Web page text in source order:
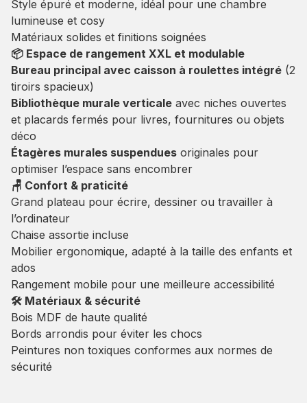
Style épuré et moderne, idéal pour une chambre
lumineuse et cosy
Matériaux solides et finitions soignées
📦 Espace de rangement XXL et modulable
Bureau principal avec caisson à roulettes intégré (2
tiroirs spacieux)
Bibliothèque murale verticale avec niches ouvertes
et placards fermés pour livres, fournitures ou objets
déco
Étagères murales suspendues originales pour
optimiser l’espace sans encombrer
🪑 Confort & praticité
Grand plateau pour écrire, dessiner ou travailler à
l’ordinateur
Chaise assortie incluse
Mobilier ergonomique, adapté à la taille des enfants et
ados
Rangement mobile pour une meilleure accessibilité
🛠️ Matériaux & sécurité
Bois MDF de haute qualité
Bords arrondis pour éviter les chocs
Peintures non toxiques conformes aux normes de
sécurité